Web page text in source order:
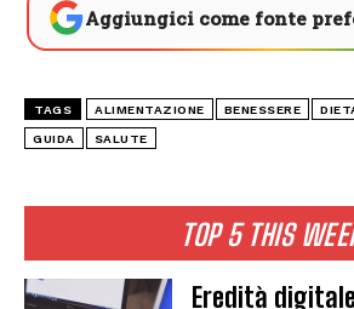
TOP 5 THIS
Eredità
Aggiungici come fonte
TAGS ALIMENTAZIONE BENESSERE
GUIDA SALUTE